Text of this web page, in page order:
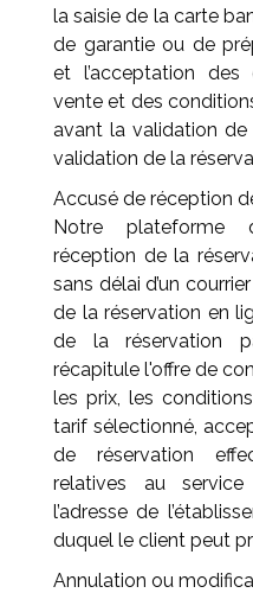
la saisie de la carte
de garantie ou de
et l’acceptation des
vente et des
avant la validation de
validation de la
Accusé de réception
Notre plateforme
réception de la
sans délai d’un
de la réservation en
de la réservation
récapitule l'offre de
les prix, les
tarif sélectionné,
de réservation
relatives au
l’adresse de
duquel le client peut
Annulation ou